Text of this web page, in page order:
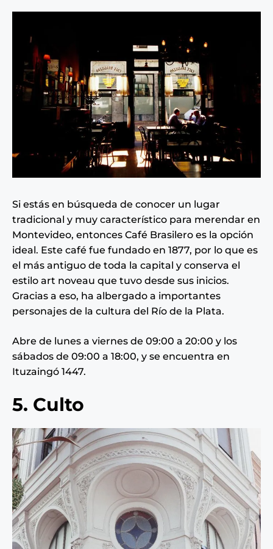
Si estás en búsqueda de conocer un lugar
tradicional y muy característico para merendar en
Montevideo, entonces Café Brasilero es la opción
ideal. Este café fue fundado en 1877, por lo que es
el más antiguo de toda la capital y conserva el
estilo art noveau que tuvo desde sus inicios.
Gracias a eso, ha albergado a importantes
personajes de la cultura del Río de la Plata.
Abre de lunes a viernes de 09:00 a 20:00 y los
sábados de 09:00 a 18:00, y se encuentra en
Ituzaingó 1447.
5. Culto